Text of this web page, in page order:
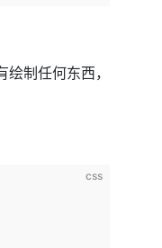
制任何东西，
css